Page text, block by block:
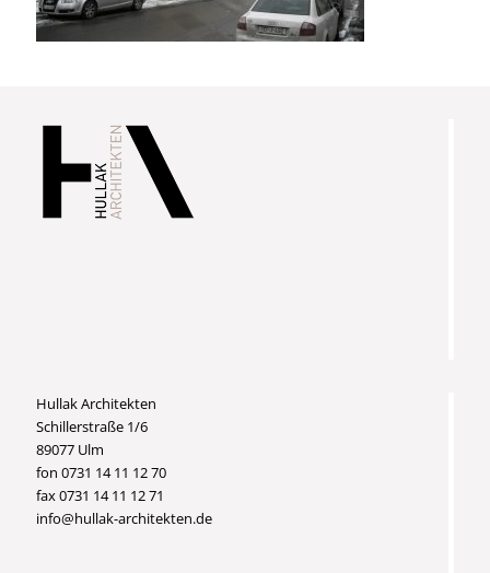
Hullak Architekten
Schillerstraße 1/6
89077 Ulm
fon 0731 14 11 12 70
fax 0731 14 11 12 71
info@hullak-architekten.de